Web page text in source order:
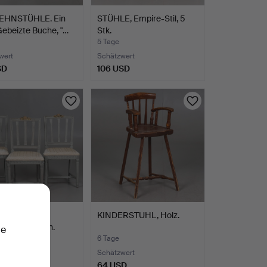
Ein
Buche, "…
STÜHLE, Empire-Stil, 5
Stk.
5 Tage
Schätzwert
106 USD
18. Jh.
KINDERSTUHL, Holz.
6 Tage
Schätzwert